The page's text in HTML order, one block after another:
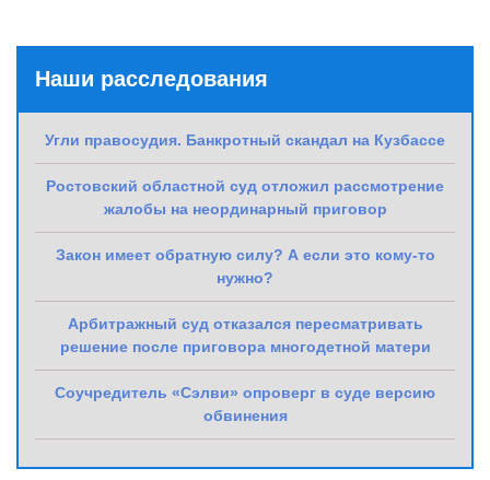
Наши расследования
Угли правосудия. Банкротный скандал на Кузбассе
Ростовский областной суд отложил рассмотрение
жалобы на неординарный приговор
Закон имеет обратную силу? А если это кому-то
нужно?
Арбитражный суд отказался пересматривать
решение после приговора многодетной матери
Соучредитель «Сэлви» опроверг в суде версию
обвинения